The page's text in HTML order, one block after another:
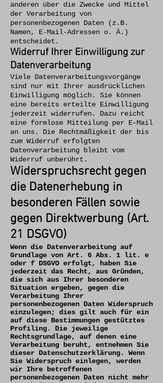
anderen über die Zwecke und Mittel
der Verarbeitung von
personenbezogenen Daten (z.B.
Namen, E-Mail-Adressen o. Ä.)
entscheidet.
Widerruf Ihrer Einwilligung zur
Datenverarbeitung
Viele Datenverarbeitungsvorgänge
sind nur mit Ihrer ausdrücklichen
Einwilligung möglich. Sie können
eine bereits erteilte Einwilligung
jederzeit widerrufen. Dazu reicht
eine formlose Mitteilung per E-Mail
an uns. Die Rechtmäßigkeit der bis
zum Widerruf erfolgten
Datenverarbeitung bleibt vom
Widerruf unberührt.
Widerspruchsrecht gegen
die Datenerhebung in
besonderen Fällen sowie
gegen Direktwerbung (Art.
21 DSGVO)
Wenn die Datenverarbeitung auf
Grundlage von Art. 6 Abs. 1 lit. e
oder f DSGVO erfolgt, haben Sie
jederzeit das Recht, aus Gründen,
die sich aus Ihrer besonderen
Situation ergeben, gegen die
Verarbeitung Ihrer
personenbezogenen Daten Widerspruch
einzulegen; dies gilt auch für ein
auf diese Bestimmungen gestütztes
Profiling. Die jeweilige
Rechtsgrundlage, auf denen eine
Verarbeitung beruht, entnehmen Sie
dieser Datenschutzerklärung. Wenn
Sie Widerspruch einlegen, werden
wir Ihre betroffenen
personenbezogenen Daten nicht mehr